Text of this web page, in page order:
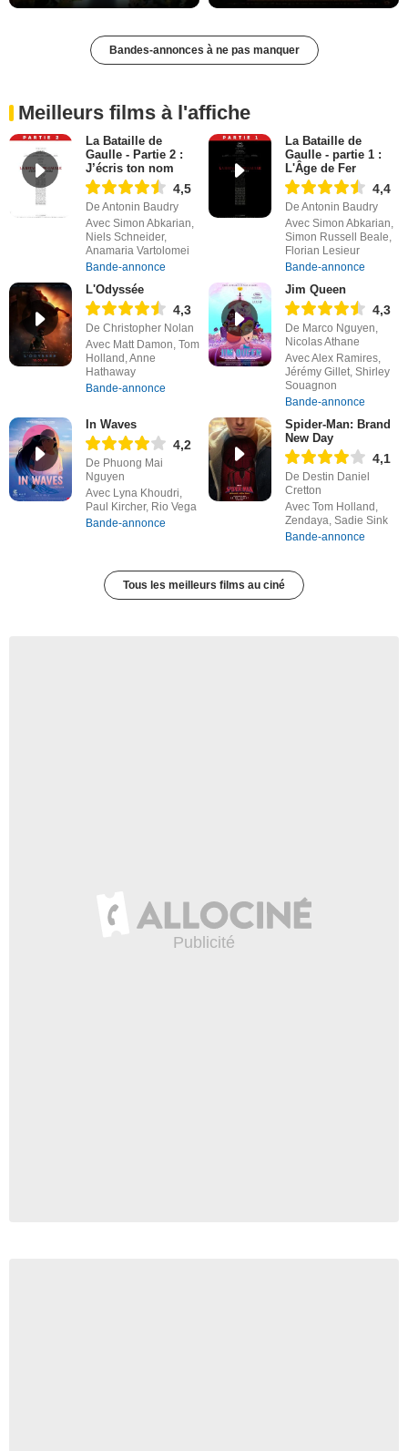
Bandes-annonces à ne pas manquer
Meilleurs films à l'affiche
La Bataille de
Gaulle - Partie 2 :
J’écris ton nom
4,5
De Antonin Baudry
Avec Simon Abkarian,
Niels Schneider,
Anamaria Vartolomei
Bande-annonce
La Bataille de
Gaulle - partie 1 :
L'Âge de Fer
4,4
De Antonin Baudry
Avec Simon Abkarian,
Simon Russell Beale,
Florian Lesieur
Bande-annonce
L'Odyssée
4,3
De Christopher Nolan
Avec Matt Damon, Tom
Holland, Anne
Hathaway
Bande-annonce
Jim Queen
4,3
De Marco Nguyen,
Nicolas Athane
Avec Alex Ramires,
Jérémy Gillet, Shirley
Souagnon
Bande-annonce
In Waves
4,2
De Phuong Mai
Nguyen
Avec Lyna Khoudri,
Paul Kircher, Rio Vega
Bande-annonce
Spider-Man: Brand
New Day
4,1
De Destin Daniel
Cretton
Avec Tom Holland,
Zendaya, Sadie Sink
Bande-annonce
Tous les meilleurs films au ciné